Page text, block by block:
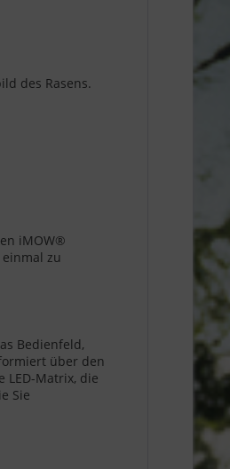
des Rasens.
iMOW®
zu
Bedienfeld,
über den
LED-Matrix, die
Sie